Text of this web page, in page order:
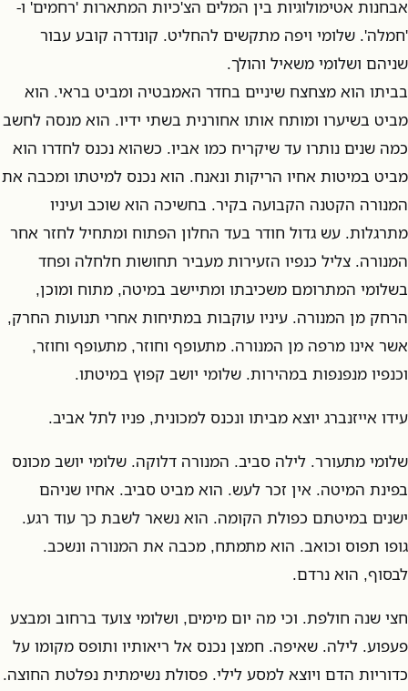
אבחנות אטימולוגיות בין המלים הצ'כיות המתארות 'רחמים' ו-
'חמלה'. שלומי ויפה מתקשים להחליט. קונדרה קובע עבור
שניהם ושלומי משאיל והולך.
בביתו הוא מצחצח שיניים בחדר האמבטיה ומביט בראי. הוא
מביט בשיערו ומותח אותו אחורנית בשתי ידיו. הוא מנסה לחשב
כמה שנים נותרו עד שיקריח כמו אביו. כשהוא נכנס לחדרו הוא
מביט במיטות אחיו הריקות ונאנח. הוא נכנס למיטתו ומכבה את
המנורה הקטנה הקבועה בקיר. בחשיכה הוא שוכב ועיניו
מתרגלות. עש גדול חודר בעד החלון הפתוח ומתחיל לחזר אחר
המנורה. צליל כנפיו הזעירות מעביר תחושות חלחלה ופחד
בשלומי המתרומם משכיבתו ומתיישב במיטה, מתוח ומוכן,
הרחק מן המנורה. עיניו עוקבות במתיחות אחרי תנועות החרק,
אשר אינו מרפה מן המנורה. מתעופף וחוזר, מתעופף וחוזר,
וכנפיו מנפנפות במהירות. שלומי יושב קפוץ במיטתו.
עידו אייזנברג יוצא מביתו ונכנס למכונית, פניו לתל אביב.
שלומי מתעורר. לילה סביב. המנורה דלוקה. שלומי יושב מכונס
בפינת המיטה. אין זכר לעש. הוא מביט סביב. אחיו שניהם
ישנים במיטתם כפולת הקומה. הוא נשאר לשבת כך עוד רגע.
גופו תפוס וכואב. הוא מתמתח, מכבה את המנורה ונשכב.
לבסוף, הוא נרדם.
חצי שנה חולפת. וכי מה יום מימים, ושלומי צועד ברחוב ומבצע
פעפוע. לילה. שאיפה. חמצן נכנס אל ריאותיו ותופס מקומו על
כדוריות הדם ויוצא למסע לילי. פסולת נשימתית נפלטת החוצה.